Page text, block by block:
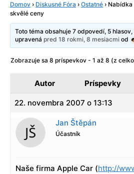
Domov › Diskusné Fóra › Ostatné › Nabídka
skvělé ceny
Toto téma obsahuje 7 odpovedí, 5
upravenápred 18 rokmi, 8 mesiacmi od
Zobrazuje sa 8 príspevkov - 1 až 8 (z
Autor Príspevky
22. novembra 2007 o 13:13
Jan Štěpán
Účastník
Naše firma Apple Car (http://